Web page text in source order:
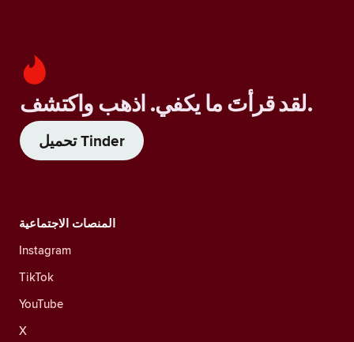
لقد قرأتَ ما يكفي. اذهب واكتشف.
تحميل Tinder
المنصات الاجتماعية
Instagram
TikTok
YouTube
X